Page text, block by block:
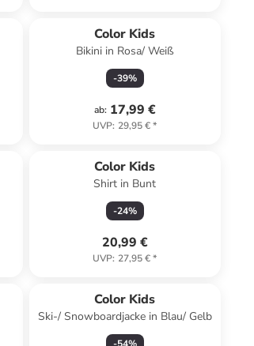
Color Kids
Bikini in Rosa/ Weiß
-39%
ab: 17,99 €
UVP: 29,95 €*
Color Kids
Shirt in Bunt
-24%
20,99 €
UVP: 27,95 €*
Color Kids
Ski-/ Snowboardjacke in Blau/ Gelb